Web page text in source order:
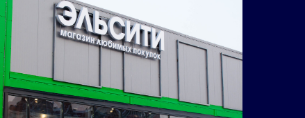
СЕТИ МАГАЗИНОВ
«ЭЛЬСИТИ»
работы